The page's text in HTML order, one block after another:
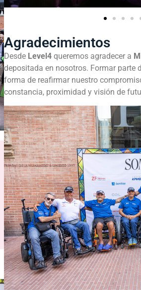
Agradecimientos
Desde Level4 queremos agradecer a
depositada en nosotros. Formar parte
forma de reafirmar nuestro
constancia, proximidad y visión de